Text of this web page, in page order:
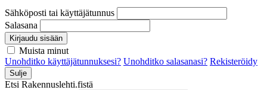
Sähköposti tai käyttäjätunnus
Salasana
Kirjaudu sisään
Muista minut
Unohditko käyttäjätunnuksesi? Unohditko salasanasi? Rekisteröidy
Sulje
Etsi Rakennuslehti.fistä